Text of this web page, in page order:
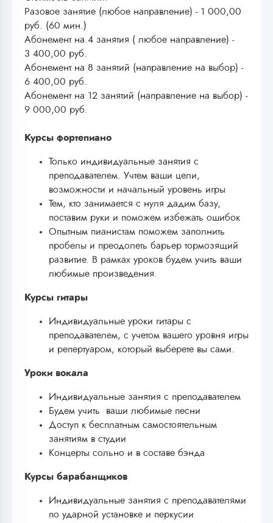
Разовое занятие (любое направление) - 1 000,00
руб. (60 мин.)
Абонемент на 4 занятия ( любое направление) -
3 400,00 руб.
Абонемент на 8 занятий (направление на выбор) -
6 400,00 руб.
Абонемент на 12 занятий (направление на выбор) -
9 000,00 руб.
Курсы фортепиано
Только индивидуальные занятия с
преподавателем. Учтем ваши цели,
возможности и начальный уровень игры
Тем, кто занимается с нуля дадим базу,
поставим руки и поможем избежать ошибок
Опытным пианистам поможем заполнить
пробелы и преодолеть барьер тормозящий
развитие. В рамках уроков будем учить ваши
любимые произведения.
Курсы гитары
Индивидуальные уроки гитары с
преподавателем, с учетом вашего уровня игры
и репертуаром, который выберете вы сами.
Уроки вокала
Индивидуальные занятия с преподавателем
Будем учить ваши любимые песни
Доступ к бесплатным самостоятельным
занятиям в студии
Концерты сольно и в составе бэнда
Курсы барабанщиков
Индивидуальные занятия с преподавателями
по ударной установке и перкусии